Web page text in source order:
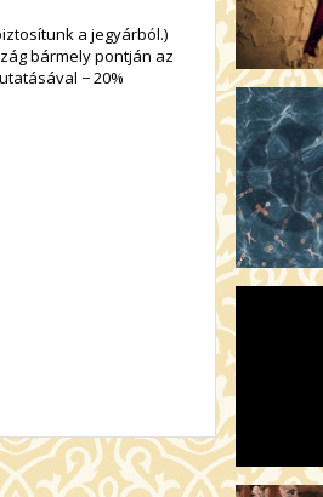
a jegyárból.)
bármely pontján az
− 20%